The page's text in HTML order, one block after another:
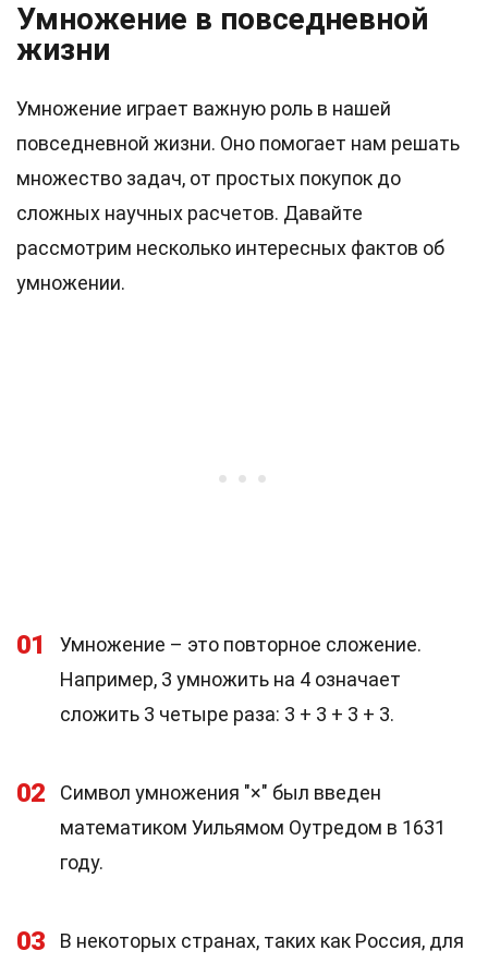
Умножение в повседневной
жизни
Умножение играет важную роль в нашей
повседневной жизни. Оно помогает нам решать
множество задач, от простых покупок до
сложных научных расчетов. Давайте
рассмотрим несколько интересных фактов об
умножении.
01
Умножение – это повторное сложение.
Например, 3 умножить на 4 означает
сложить 3 четыре раза: 3 + 3 + 3 + 3.
02
Символ умножения "×" был введен
математиком Уильямом Оутредом в 1631
году.
03
В некоторых странах, таких как Россия, для